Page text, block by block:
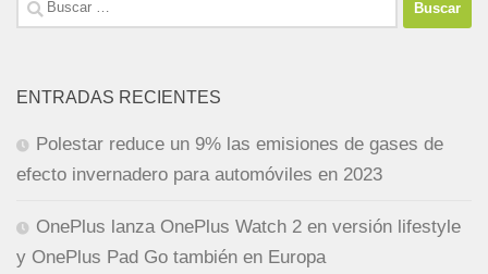
ENTRADAS RECIENTES
Polestar reduce un 9% las emisiones de gases de
efecto invernadero para automóviles en 2023
OnePlus lanza OnePlus Watch 2 en versión lifestyle
y OnePlus Pad Go también en Europa